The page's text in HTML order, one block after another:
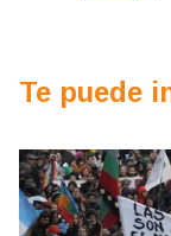
Te puede